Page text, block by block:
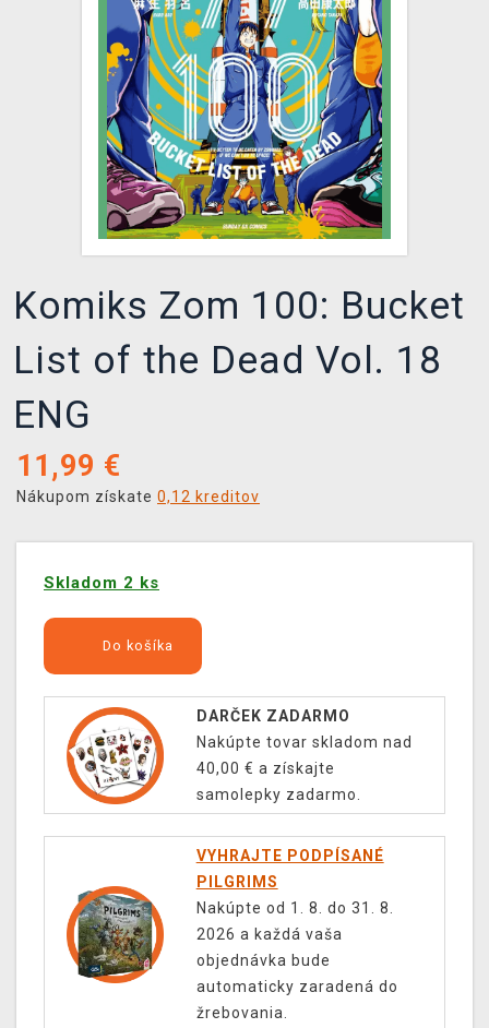
XZONE KLUB
Komiks Zom 100: Bucket
List of the Dead Vol. 18
ENG
11,99 €
Nákupom získate 0,12 kreditov
Skladom 2 ks
Do košíka
DARČEK ZADARMO
Nakúpte tovar skladom nad
40,00 € a získajte
samolepky zadarmo.
VYHRAJTE PODPÍSANÉ
PILGRIMS
Nakúpte od 1. 8. do 31. 8.
2026 a každá vaša
objednávka bude
automaticky zaradená do
žrebovania.